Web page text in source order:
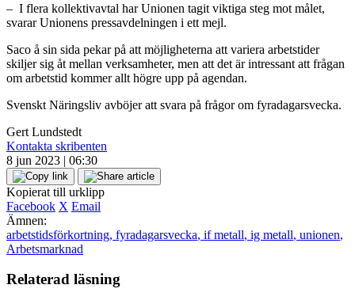
– I flera kollektivavtal har Unionen tagit viktiga steg mot målet,
svarar Unionens pressavdelningen i ett mejl.
Saco å sin sida pekar på att möjligheterna att variera arbetstider
skiljer sig åt mellan verksamheter, men att det är intressant att frågan
om arbetstid kommer allt högre upp på agendan.
Svenskt Näringsliv avböjer att svara på frågor om fyradagarsvecka.
Gert Lundstedt
Kontakta skribenten
8 jun 2023 | 06:30
Kopierat till urklipp
Facebook X Email
Ämnen:
arbetstidsförkortning, fyradagarsvecka, if metall, ig metall, unionen,
Arbetsmarknad
Relaterad läsning